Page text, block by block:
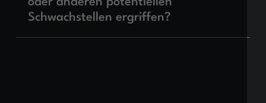
Schwachstellen ergriffen?